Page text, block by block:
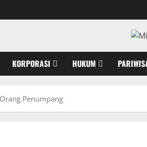
KORPORASI HUKUM
Penumpang